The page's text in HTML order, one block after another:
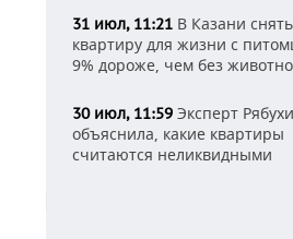
31 июл, 11:21 В Казани снять
квартиру для жизни с
9% дороже, чем без
30 июл, 11:59 Эксперт
объяснила, какие квартиры
считаются неликвидными